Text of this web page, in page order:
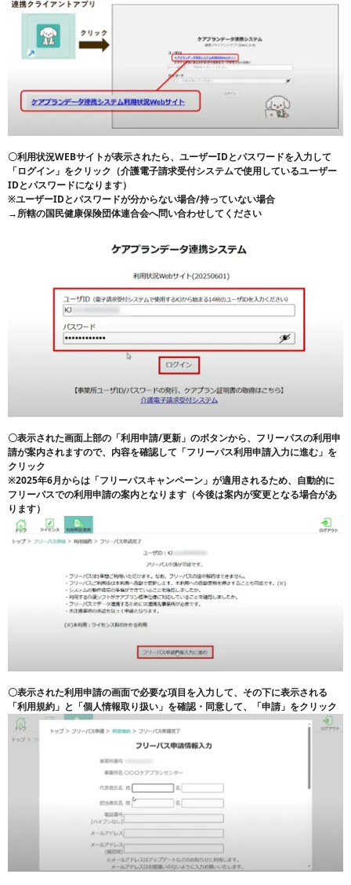
〇利用状況WEBサイトが表示されたら、ユーザーIDとパスワードを入力して
「ログイン」をクリック（介護電子請求受付システムで使用しているユーザー
IDとパスワードになります）
※ユーザーIDとパスワードが分からない場合/持っていない場合
→所轄の国民健康保険団体連合会へ問い合わせしてください
〇表示された画面上部の「利用申請/更新」のボタンから、フリーパスの利用申
請が案内されますので、内容を確認して「フリーパス利用申請入力に進む」を
クリック
※2025年6月からは「フリーパスキャンペーン」が適用されるため、自動的に
フリーパスでの利用申請の案内となります（今後は案内が変更となる場合があ
ります）
〇表示された利用申請の画面で必要な項目を入力して、その下に表示される
「利用規約」と「個人情報取り扱い」を確認・同意して、「申請」をクリック